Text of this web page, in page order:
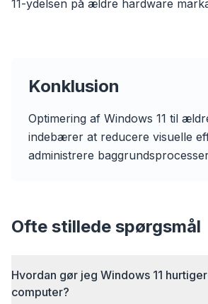
11-ydelsen på ældre hardware
Konklusion
Optimering af Windows 11 til
indebærer at reducere visuelle
administrere
Ofte stillede spørgsmål
Hvordan gør jeg Windows 11
computer?
flyoobe